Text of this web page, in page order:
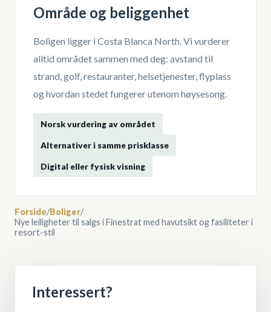
Område og beliggenhet
Boligen ligger i Costa Blanca North. Vi vurderer
alltid området sammen med deg: avstand til
strand, golf, restauranter, helsetjenester, flyplass
og hvordan stedet fungerer utenom høysesong.
Norsk vurdering av området
Alternativer i samme prisklasse
Digital eller fysisk visning
Forside/Boliger/
Nye leiligheter til salgs i Finestrat med havutsikt og fasiliteter i
resort-stil
Interessert?